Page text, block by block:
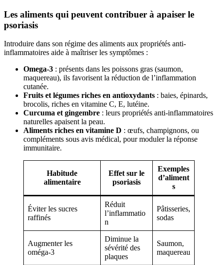
Les aliments qui peuvent contribuer à apaiser le
psoriasis
Introduire dans son régime des aliments aux propriétés anti-
inflammatoires aide à maîtriser les symptômes :
Omega-3 : présents dans les poissons gras (saumon,
maquereau), ils favorisent la réduction de l’inflammation
cutanée.
Fruits et légumes riches en antioxydants : baies, épinards,
brocolis, riches en vitamine C, E, lutéine.
Curcuma et gingembre : leurs propriétés anti-inflammatoires
naturelles apaisent la peau.
Aliments riches en vitamine D : œufs, champignons, ou
compléments sous avis médical, pour moduler la réponse
immunitaire.
Habitude
alimentaire
Effet sur le
psoriasis
Exemples
d’aliment
s
Éviter les sucres
raffinés
Réduit
l’inflammatio
n
Pâtisseries,
sodas
Augmenter les
oméga-3
Diminue la
sévérité des
plaques
Saumon,
maquereau